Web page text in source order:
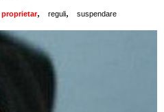
proprietar, reguli, suspendare